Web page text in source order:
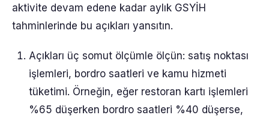
aktivite devam edene kadar aylık GSYİH
tahminlerinde bu açıkları yansıtın.
Açıkları üç somut ölçümle ölçün: satış noktası
işlemleri, bordro saatleri ve kamu hizmeti
tüketimi. Örneğin, eğer restoran kartı işlemleri
%65 düşerken bordro saatleri %40 düşerse,